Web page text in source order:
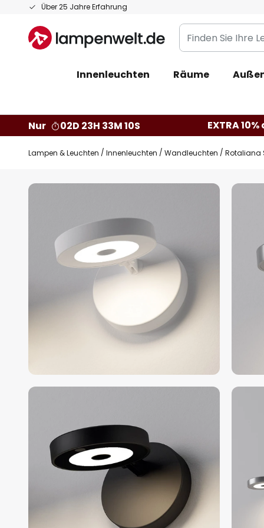
Über 25 Jahre Erfahrung
Zum
springen
Finden
Sie
Leuchte...
Innenleuchten Räume
Nur 02D 23H 33M 09S EXTRA
Lampen & Leuchten Innenleuchten Wandleuchten Rotaliana
Zum
Bildgalerie
springen